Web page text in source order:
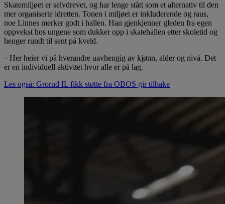
Skatemiljøet er selvdrevet, og har lenge stått som et alternativ til den
mer organiserte idretten. Tonen i miljøet er inkluderende og raus,
noe Linnes merker godt i hallen. Han gjenkjenner gleden fra egen
oppvekst hos ungene som dukker opp i skatehallen etter skoletid og
henger rundt til sent på kveld.
– Her heier vi på hverandre uavhengig av kjønn, alder og nivå. Det
er en individuell aktivitet hvor alle er på lag.
Les også: Grorud IL fikk støtte fra OBOS gir tilbake